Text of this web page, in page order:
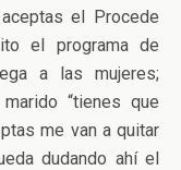
el Procede
el programa de
a las mujeres;
“tienes que
me van a quitar
dudando ahí el